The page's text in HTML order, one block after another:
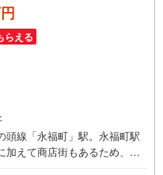
らえる
頭線「永福町」駅。永福町駅
加えて商店街もあるため、日